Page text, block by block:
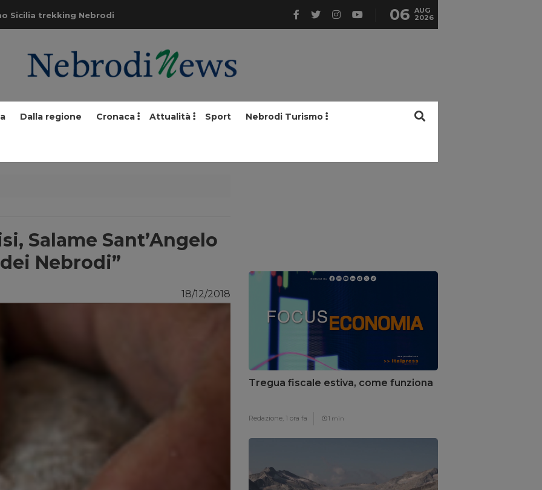
Sicilia trekking Nebrodi 06 AUG
2026
Dalla regione Cronaca Attualità Sport Nebrodi Turismo
Salame Sant’Angelo
Nebrodi”
18/12/2018
Tregua fiscale estiva, come funziona
Redazione, 1 ora fa 1 min